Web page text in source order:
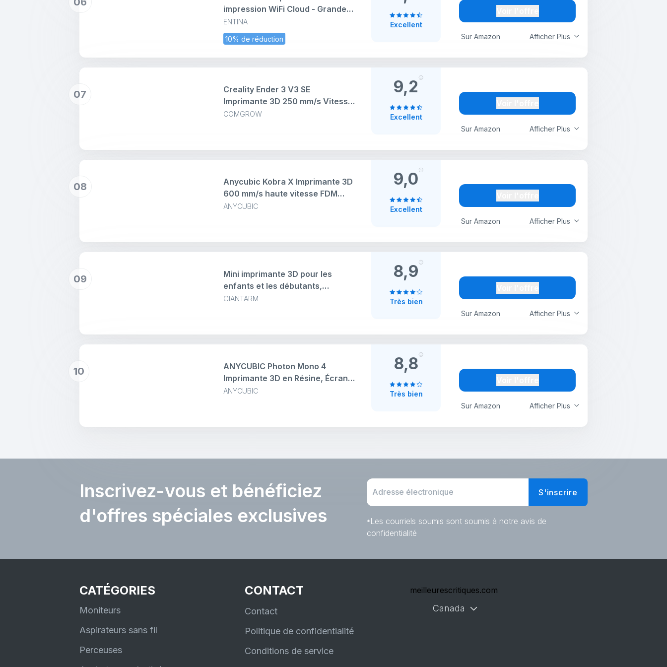
ENTINA
10% de réduction Afficher Plus
Sur Amazon
impression WiFi Cloud - Grande
bibliothèque de modèles -
Entièrement assemblée - Mini
imprimante 3D pour débutants -
Open Source avec nivellement
automatique
Excellent
07
COMGROW
Afficher Plus
Sur Amazon
Creality Ender 3 V3 SE
Imprimante 3D 250 mm/s Vitesse
d'impression maximale Mise à
Chargement et déchargement du
filament, Sprite Direct
Nivellement Double axe Z 22 x 22
x 25 cm
9,2
Excellent
08
ANYCUBIC
Afficher Plus
Sur Amazon
Anycubic Kobra X Imprimante 3D
600 mm/s haute vitesse FDM
avec impression 4 couleurs,
débutants et professionnels, 260
x 260 x 260 mm
9,0
Excellent
09
GIANTARM
Afficher Plus
Sur Amazon
Mini imprimante 3D pour les
enfants et les débutants,
imprimantes 3D Geeetech Mini -
source, extrudeuse à
entraînement direct, pour la
8,9
Très bien
10
ANYCUBIC
Afficher Plus
Sur Amazon
ANYCUBIC Photon Mono 4
Imprimante 3D en Résine, Écran
LCD Mono de 7'' 10K avec
Rapide 70mm/h, Volume
8,8
Très bien
Inscrivez-vous et bénéficiez
d'offres spéciales exclusives
S'inscrire
* Les courriels soumis sont soumis à notre avis de
confidentialité
CATÉGORIES
Moniteurs
Aspirateurs sans fil
Perceuses
CONTACT
Contact
Politique de confidentialité
Conditions de service
meilleurescritiques.com
Canada